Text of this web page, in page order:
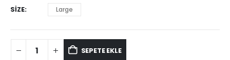
SIZE Large
SEPETE EKLE